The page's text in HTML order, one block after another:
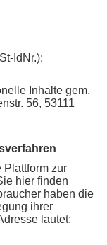
IdNr.):
Inhalte gem.
56, 53111
Plattform zur
hier finden
haben die
ihrer
lautet: